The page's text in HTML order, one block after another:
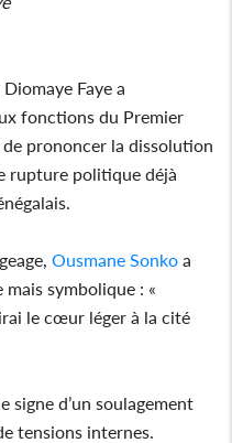
Faye a
fonctions du Premier
de prononcer la dissolution
rupture politique déjà
Ousmane Sonko a
symbolique : «
le cœur léger à la cité
signe d’un soulagement
tensions internes.